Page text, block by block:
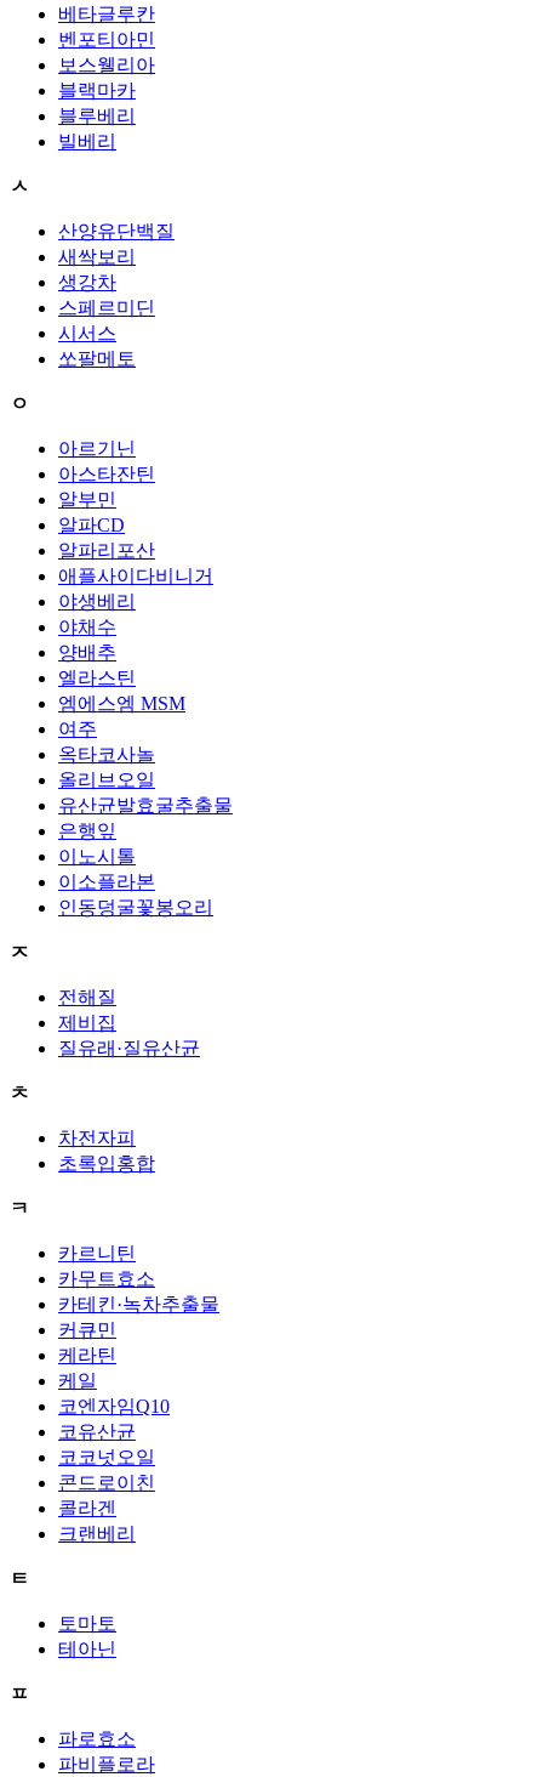
베타글루칸
벤포티아민
보스웰리아
블랙마카
블루베리
빌베리
ㅅ
산양유단백질
새싹보리
생강차
스페르미딘
시서스
쏘팔메토
ㅇ
아르기닌
아스타잔틴
알부민
알파CD
알파리포산
애플사이다비니거
야생베리
야채수
양배추
엘라스틴
엠에스엠 MSM
여주
옥타코사놀
올리브오일
유산균발효굴추출물
은행잎
이노시톨
이소플라본
인동덩굴꽃봉오리
ㅈ
전해질
제비집
질유래·질유산균
ㅊ
차전자피
초록입홍합
ㅋ
카르니틴
카무트효소
카테킨·녹차추출물
커큐민
케라틴
케일
코엔자임Q10
코유산균
코코넛오일
콘드로이친
콜라겐
크랜베리
ㅌ
토마토
테아닌
ㅍ
파로효소
파비플로라